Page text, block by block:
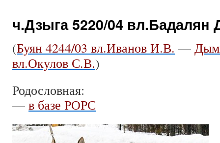
ч.Дзыга 5220/04 вл.Бадалян
(Буян 4244/03 вл.Иванов И.В. —
вл.Окулов С.В.)
Родословная:
— в базе РОРС